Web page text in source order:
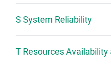
S System Reliability
T Resources